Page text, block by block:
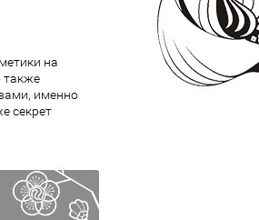
на
также
именно
секрет